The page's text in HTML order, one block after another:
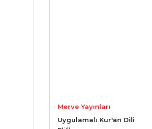
Merve Yayınları
Uygulamalı Kur'an Dili